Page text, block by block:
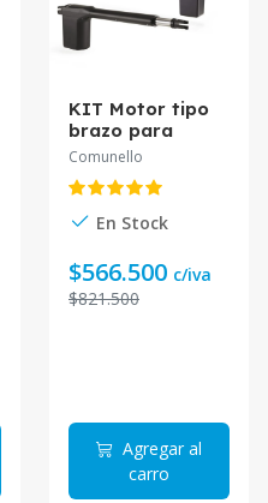
KIT Motor tipo
brazo para
portones
300 Kg 3 Mts
24V KIT-RAM300
Comunello
En Stock
$566.500 c/iva
$821.500
Agregar al
carro